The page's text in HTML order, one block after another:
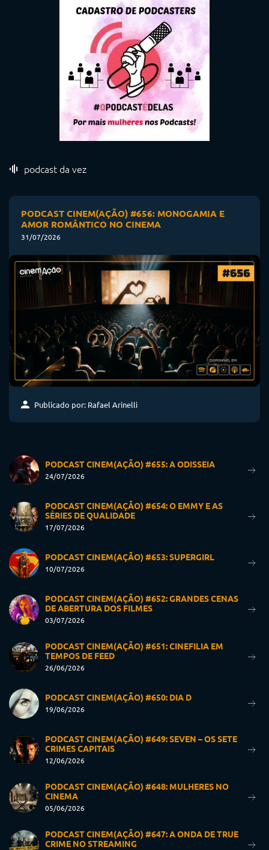
podcast da vez
PODCAST CINEM(AÇÃO) #656: MONOGAMIA E
AMOR ROMÂNTICO NO CINEMA
31/07/2026
Publicado por: Rafael Arinelli
PODCAST CINEM(AÇÃO) #655: A ODISSEIA
24/07/2026
PODCAST CINEM(AÇÃO) #654: O EMMY E AS
SÉRIES DE QUALIDADE
17/07/2026
PODCAST CINEM(AÇÃO) #653: SUPERGIRL
10/07/2026
PODCAST CINEM(AÇÃO) #652: GRANDES CENAS
DE ABERTURA DOS FILMES
03/07/2026
PODCAST CINEM(AÇÃO) #651: CINEFILIA EM
TEMPOS DE FEED
26/06/2026
PODCAST CINEM(AÇÃO) #650: DIA D
19/06/2026
PODCAST CINEM(AÇÃO) #649: SEVEN – OS SETE
CRIMES CAPITAIS
12/06/2026
PODCAST CINEM(AÇÃO) #648: MULHERES NO
CINEMA
05/06/2026
PODCAST CINEM(AÇÃO) #647: A ONDA DE TRUE
CRIME NO STREAMING